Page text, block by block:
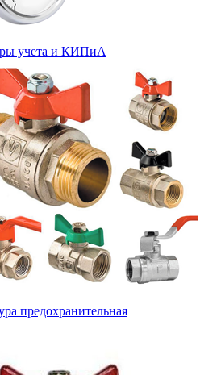
учета и КИПиА
предохранительная